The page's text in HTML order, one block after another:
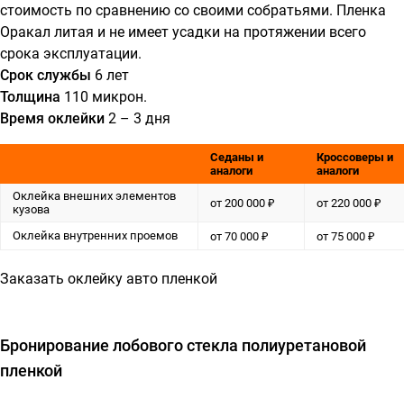
стоимость по сравнению со своими собратьями. Пленка
Оракал литая и не имеет усадки на протяжении всего
срока эксплуатации.
Срок службы 6 лет
Толщина 110 микрон.
Время оклейки 2 – 3 дня
Седаны и
аналоги
Кроссоверы и
аналоги
Оклейка внешних элементов
кузова
от 200 000 ₽ от 220 000 ₽
Оклейка внутренних проемов от 70 000 ₽ от 75 000 ₽
Заказать оклейку авто пленкой
Бронирование лобового стекла полиуретановой
пленкой